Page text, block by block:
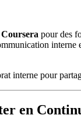
Coursera pour des
interne
interne pour
en